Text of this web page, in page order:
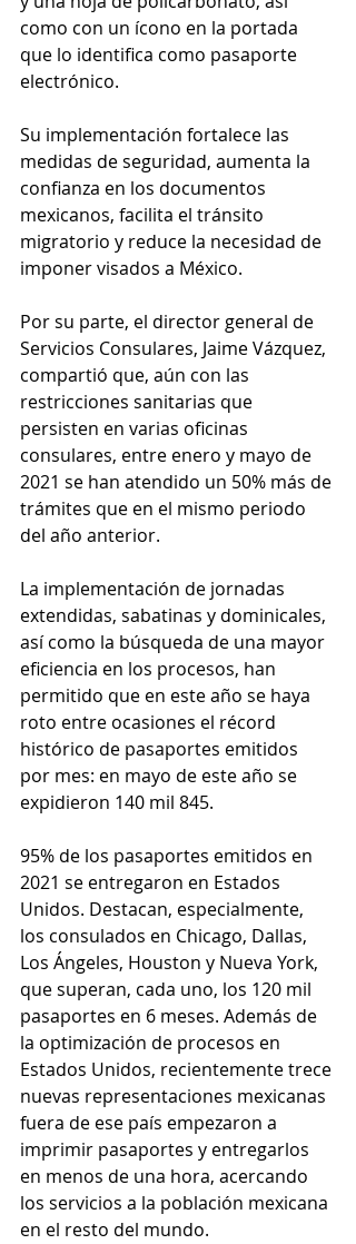
como con un ícono en la portada
que lo identifica como pasaporte
electrónico.
Su implementación fortalece las
medidas de seguridad, aumenta la
confianza en los documentos
mexicanos, facilita el tránsito
migratorio y reduce la necesidad de
imponer visados a México.
Por su parte, el director general de
Servicios Consulares, Jaime Vázquez,
compartió que, aún con las
restricciones sanitarias que
persisten en varias oficinas
consulares, entre enero y mayo de
2021 se han atendido un 50% más de
trámites que en el mismo periodo
del año anterior.
La implementación de jornadas
extendidas, sabatinas y dominicales,
así como la búsqueda de una mayor
eficiencia en los procesos, han
permitido que en este año se haya
roto entre ocasiones el récord
histórico de pasaportes emitidos
por mes: en mayo de este año se
expidieron 140 mil 845.
95% de los pasaportes emitidos en
2021 se entregaron en Estados
Unidos. Destacan, especialmente,
los consulados en Chicago, Dallas,
Los Ángeles, Houston y Nueva York,
que superan, cada uno, los 120 mil
pasaportes en 6 meses. Además de
la optimización de procesos en
Estados Unidos, recientemente trece
nuevas representaciones mexicanas
fuera de ese país empezaron a
imprimir pasaportes y entregarlos
en menos de una hora, acercando
los servicios a la población mexicana
en el resto del mundo.